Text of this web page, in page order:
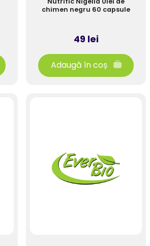
chimen negru 60 capsule
49 lei
Adaugă în coș